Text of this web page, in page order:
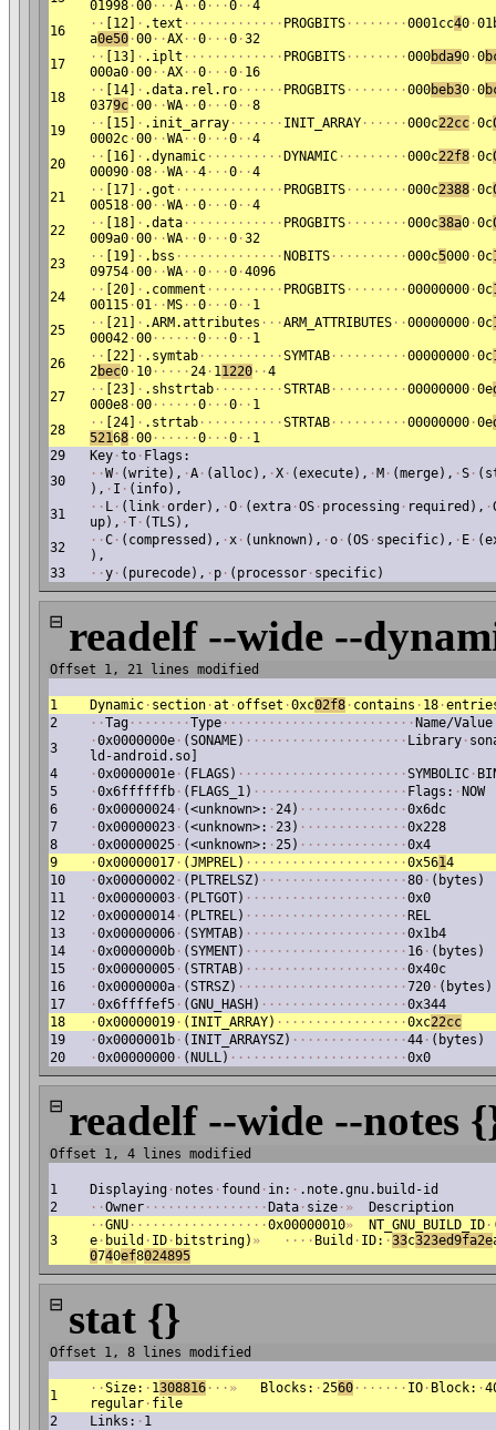
01998 ·00 · · ·A · ·0 · · ·0 · ·4
16
· · [12] · .text · · · · · · · · · · · · · PROGBITS · · · · · · · ·0001cc40 ·
a0e50 ·00 · ·AX · ·0 · · ·0 ·32
17
· · [13] · .iplt · · · · · · · · · · · · · PROGBITS · · · · · · · ·000bda90 ·0
000a0 ·00 · ·AX · ·0 · · ·0 · 16
18
· · [14] · .data.rel.ro · · · · · · PROGBITS · · · · · · · ·000beb30 ·0
0379c ·00 · ·WA · ·0 · · ·0 · ·8
19
· · [15] · .init_array · · · · · · · INIT_ARRAY · · · · · ·000c22cc ·0c
0002c ·00 · ·WA · ·0 · · ·0 · ·4
20
· · [16] · .dynamic · · · · · · · · · · DYNAMIC · · · · · · · · ·000c22f8 ·0c
00090 ·08 · ·WA · ·4 · · ·0 · ·4
21
· · [17] · .got · · · · · · · · · · · · · · PROGBITS · · · · · · · ·000c2388 ·0c
00518 ·00 · ·WA · ·0 · · ·0 · ·4
22
· · [18] · .data · · · · · · · · · · · · · PROGBITS · · · · · · · ·000c38a0 ·0c
009a0 ·00 · ·WA · ·0 · · ·0 ·32
23
· · [19] · .bss · · · · · · · · · · · · · · NOBITS · · · · · · · · · ·000c5000 ·0c
09754 ·00 · ·WA · ·0 · · ·0 ·4096
24
· · [20] · .comment · · · · · · · · · · PROGBITS · · · · · · · ·00000000 ·0c
00115 ·01 · · MS · ·0 · · ·0 · · 1
25
· · [21] · .ARM.attributes · · ·ARM_ATTRIBUTES · ·00000000 ·0c
00042 ·00 · · · · · ·0 · · ·0 · · 1
26
· · [22] · .symtab · · · · · · · · · · ·SYMTAB · · · · · · · · · ·00000000 ·0c
2bec0 · 10 · · · · ·24 · 11220 · ·4
27
· · [23] · .shstrtab · · · · · · · · ·STRTAB · · · · · · · · · ·00000000 ·0e
000e8 ·00 · · · · · ·0 · · ·0 · · 1
28
· · [24] · .strtab · · · · · · · · · · ·STRTAB · · · · · · · · · ·00000000 ·0e
52168 ·00 · · · · · ·0 · · ·0 · · 1
29
Key ·to · Flags:
30
· ·W· (write), ·A · (alloc), ·X · (execute), · M · (merge), ·S ·
), · I · (info),
31
· · L · (link ·order), ·O · (extra ·OS · processing · required), ·
up), ·T · (TLS),
32
· ·C · (compressed), ·x · (unknown), ·o · (OS · specific), · E ·
),
33
· ·y · (purecode), · p · (processor · specific)
⊟ readelf --wide --
Offset 1, 21 lines modified
1 Dynamic · section ·at ·offset ·0xc02f8 · contains · 18 ·
2
· ·Tag · · · · · · · ·Type · · · · · · · · · · · · · · · · · · · · · · · · · Name/Value
3
·0x0000000e · (SONAME) · · · · · · · · · · · · · · · · · · · · · Library ·
ld-android.so]
4
·0x0000001e · (FLAGS) · · · · · · · · · · · · · · · · · · · · · ·SYMBOLIC ·
5
·0x6ffffffb · (FLAGS_1) · · · · · · · · · · · · · · · · · · · · Flags: · NOW
6
·0x00000024 · (<unknown>: ·24) · · · · · · · · · · · · · ·0x6dc
7
·0x00000023 · (<unknown>: ·23) · · · · · · · · · · · · · ·0x228
8
·0x00000025 · (<unknown>: ·25) · · · · · · · · · · · · · ·0x4
9
·0x00000017 · (JMPREL) · · · · · · · · · · · · · · · · · · · · ·0x5614
10
·0x00000002 · (PLTRELSZ) · · · · · · · · · · · · · · · · · · ·80 · (bytes)
11
·0x00000003 · (PLTGOT) · · · · · · · · · · · · · · · · · · · · ·0x0
12
·0x00000014 · (PLTREL) · · · · · · · · · · · · · · · · · · · · · REL
13
·0x00000006 · (SYMTAB) · · · · · · · · · · · · · · · · · · · · ·0x1b4
14
·0x0000000b · (SYMENT) · · · · · · · · · · · · · · · · · · · · · 16 · (bytes)
15
·0x00000005 · (STRTAB) · · · · · · · · · · · · · · · · · · · · ·0x40c
16
·0x0000000a · (STRSZ) · · · · · · · · · · · · · · · · · · · · · ·720 · (bytes)
17
·0x6ffffef5 · (GNU_HASH) · · · · · · · · · · · · · · · · · · ·0x344
18
·0x00000019 · (INIT_ARRAY) · · · · · · · · · · · · · · · · ·0xc22cc
19
·0x0000001b · (INIT_ARRAYSZ) · · · · · · · · · · · · · · ·44 · (bytes)
20
·0x00000000 · (NULL) · · · · · · · · · · · · · · · · · · · · · · ·0x0
⊟ readelf --wide --notes
Offset 1, 4 lines modified
1 Displaying · notes · found · in: · .note.gnu.build-id
2
· ·Owner · · · · · · · · · · · · · · · · Data · size · » Description
3
· ·GNU · · · · · · · · · · · · · · · · · ·0x00000010» NT_GNU_BUILD_ID ·
e · build · ID · bitstring) » · · · · Build · ID: ·33c323ed9fa2e
0740ef8024895
⊟ stat {}
Offset 1, 8 lines modified
1 · ·Size: · 1308816 · · · » Blocks: ·2560 · · · · · · · IO · Block: ·
regular · file
2
Links: · 1